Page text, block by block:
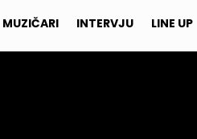
MUZIČARI INTERVJU LINE UP